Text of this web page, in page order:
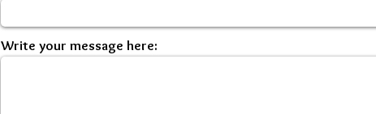
Write your message here: